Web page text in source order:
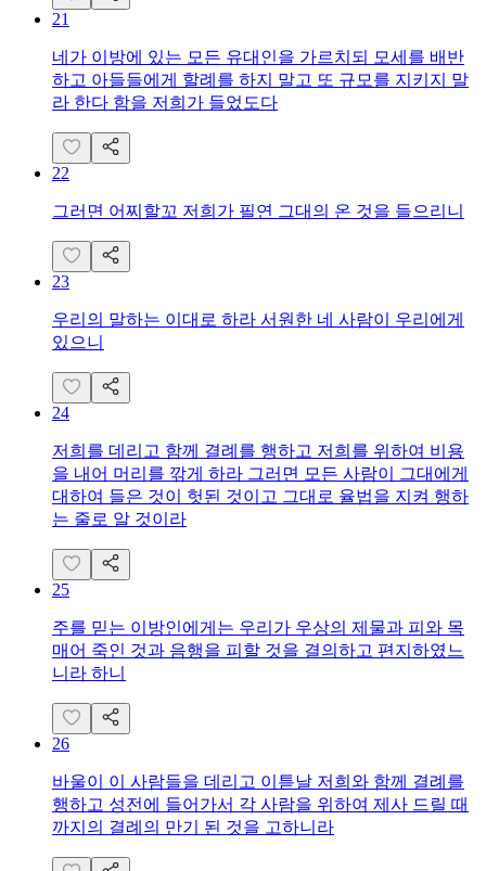
21
네가 이방에 있는 모든 유대인을 가르치되 모세를 배반
하고 아들들에게 할례를 하지 말고 또 규모를 지키지 말
라 한다 함을 저희가 들었도다
22
그러면 어찌할꼬 저희가 필연 그대의 온 것을 들으리니
23
우리의 말하는 이대로 하라 서원한 네 사람이 우리에게
있으니
24
저희를 데리고 함께 결례를 행하고 저희를 위하여 비용
을 내어 머리를 깎게 하라 그러면 모든 사람이 그대에게
대하여 들은 것이 헛된 것이고 그대로 율법을 지켜 행하
는 줄로 알 것이라
25
주를 믿는 이방인에게는 우리가 우상의 제물과 피와 목
매어 죽인 것과 음행을 피할 것을 결의하고 편지하였느
니라 하니
26
바울이 이 사람들을 데리고 이튿날 저희와 함께 결례를
행하고 성전에 들어가서 각 사람을 위하여 제사 드릴 때
까지의 결례의 만기 된 것을 고하니라